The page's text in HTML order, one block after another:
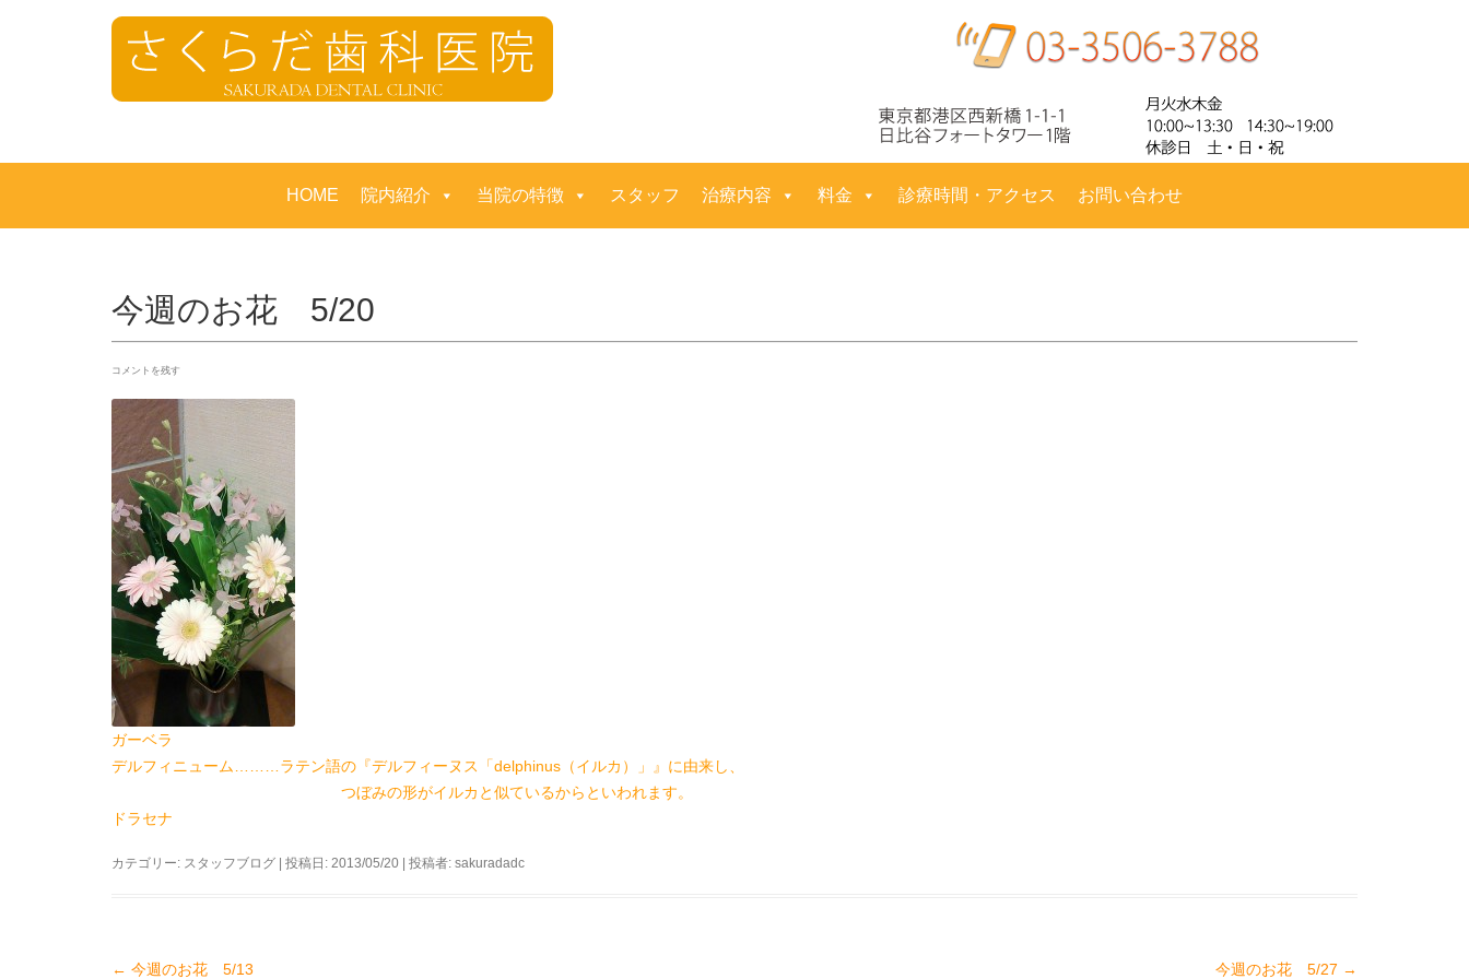
ン
HOME 院内紹介 当院の特徴 スタッフ 治療内容 料金 診療時間・アクセス お問い合わせ
今週のお花 5/20
コメントを残す
ガーベラ
デルフィニューム………ラテン語の『デルフィーヌス「delphinus（イルカ）」』に由来し、
つぼみの形がイルカと似ているからといわれます。
ドラセナ
カテゴリー: スタッフブログ | 投稿日: 2013/05/20 | 投稿者: sakuradadc
← 今週のお花 5/13 今週のお花 5/27 →